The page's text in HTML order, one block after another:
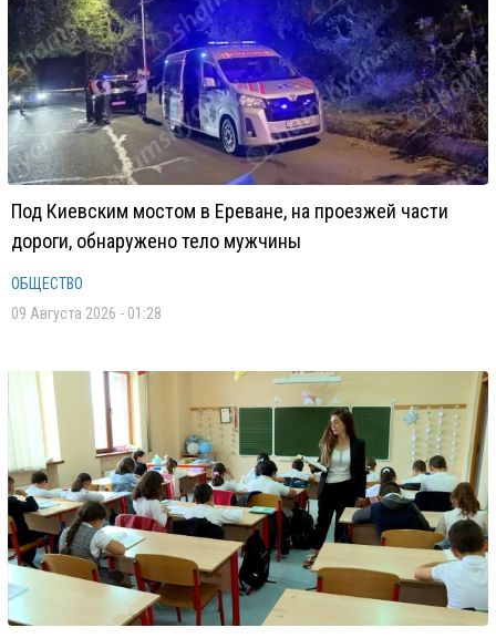
Под Киевским мостом в Ереване, на проезжей части
дороги, обнаружено тело мужчины
ОБЩЕСТВО
09 Августа 2026 - 01:28